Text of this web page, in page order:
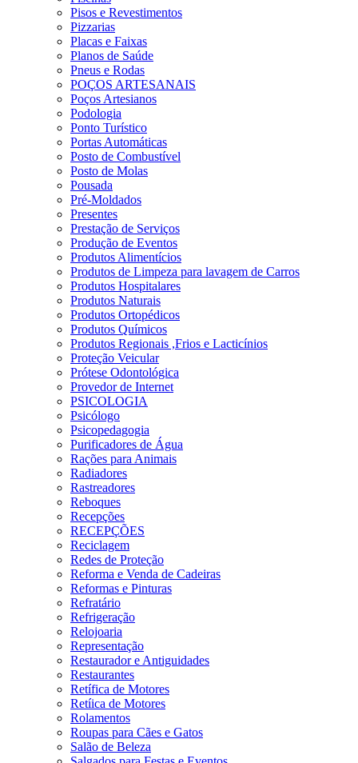
Pisos e Revestimentos
Pizzarias
Placas e Faixas
Planos de Saúde
Pneus e Rodas
POÇOS ARTESANAIS
Poços Artesianos
Podologia
Ponto Turístico
Portas Automáticas
Posto de Combustível
Posto de Molas
Pousada
Pré-Moldados
Presentes
Prestação de Serviços
Produção de Eventos
Produtos Alimentícios
Produtos de Limpeza para lavagem de Carros
Produtos Hospitalares
Produtos Naturais
Produtos Ortopédicos
Produtos Químicos
Produtos Regionais ,Frios e Lacticínios
Proteção Veicular
Prótese Odontológica
Provedor de Internet
PSICOLOGIA
Psicólogo
Psicopedagogia
Purificadores de Água
Rações para Animais
Radiadores
Rastreadores
Reboques
Recepções
RECEPÇÕES
Reciclagem
Redes de Proteção
Reforma e Venda de Cadeiras
Reformas e Pinturas
Refratário
Refrigeração
Relojoaria
Representação
Restaurador e Antiguidades
Restaurantes
Retífica de Motores
Retíica de Motores
Rolamentos
Roupas para Cães e Gatos
Salão de Beleza